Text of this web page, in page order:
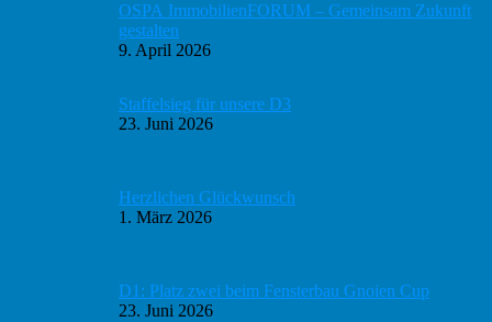
OSPA ImmobilienFORUM – Gemeinsam Zukunft
gestalten
9. April 2026
Staffelsieg für unsere D3
23. Juni 2026
Herzlichen Glückwunsch
1. März 2026
D1: Platz zwei beim Fensterbau Gnoien Cup
23. Juni 2026